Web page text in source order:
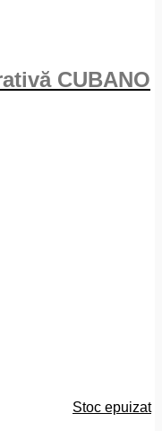
CUBANO
Stoc epuizat